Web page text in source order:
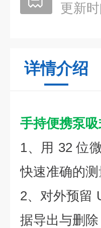
更新时
详情介绍
手持便携泵
1、用 32 位
快速准确的测
2、对外预留
据导出与删除